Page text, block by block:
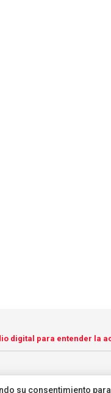
digital para entender la
su consentimiento